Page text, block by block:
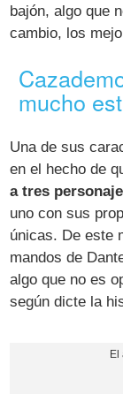
bajón, algo que
cambio, los
mucho
Una de sus
en el hecho de
a tres
uno con sus
únicas. De este
mandos de
algo que no es
según dicte la